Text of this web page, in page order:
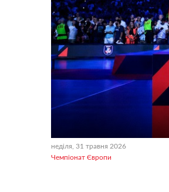
неділя, 31 травня 2026
Чемпіонат Європи